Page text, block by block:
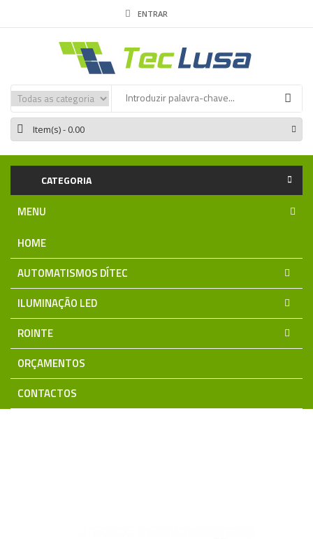
ENTRAR
Item(s)- 0.00
CATEGORIA
MENU
HOME
AUTOMATISMOS DÍTEC
ILUMINAÇÃO LED
ROINTE
ORÇAMENTOS
CONTACTOS